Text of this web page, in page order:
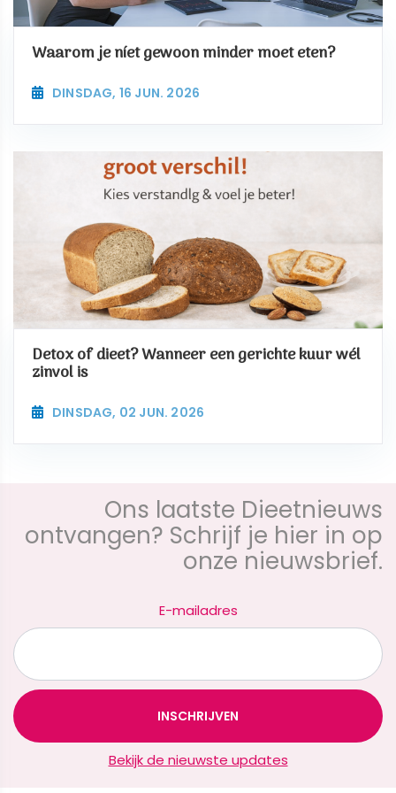
Waarom je níet gewoon minder moet eten?
DINSDAG, 16 JUN. 2026
Detox of dieet? Wanneer een gerichte kuur wél
zinvol is
DINSDAG, 02 JUN. 2026
Ons laatste Dieetnieuws
ontvangen? Schrijf je hier in op
onze nieuwsbrief.
E-mailadres
Bekijk de nieuwste updates